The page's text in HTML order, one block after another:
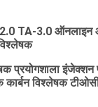
TA-3.0
प्रयोगशाला इंजेक्शन
विश्लेषक टीओसी